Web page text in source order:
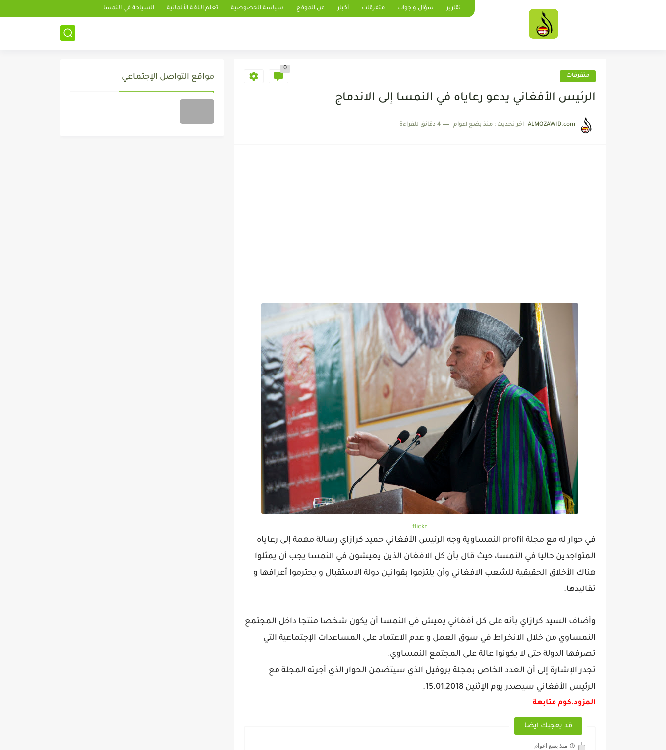
تقارير سؤال و جواب متفرقات أخبار عن الموقع سياسة الخصوصية تعلم اللغة الألمانية السياحة في النمسا
متفرقات
0
الرئيس الأفغاني يدعو رعاياه في النمسا إلى الاندماج
ALMOZAWID.com اخر تحديث : منذ بضع اعوام 4 دقائق للقراءة
flickr
في حوار له مع مجلة profil النمساوية وجه الرئيس الأفغاني حميد كرازاي رسالة مهمة إلى رعاياه
المتواجدين حاليا في النمسا، حيث قال بأن كل الافغان الذين يعيشون في النمسا يجب أن يمثلوا
هناك الأخلاق الحقيقية للشعب الافغاني وأن يلتزموا بقوانين دولة الاستقبال و يحترموا أعرافها و
تقاليدها.
وأضاف السيد كرازاي بأنه على كل أفغاني يعيش في النمسا أن يكون شخصا منتجا داخل المجتمع
النمساوي من خلال الانخراط في سوق العمل و عدم الاعتماد على المساعدات الإجتماعية التي
تصرفها الدولة حتى لا يكونوا عالة على المجتمع النمساوي.
تجدر الإشارة إلى أن العدد الخاص بمجلة بروفيل الذي سيتضمن الحوار الذي أجرته المجلة مع
الرئيس الأفغاني سيصدر يوم الإثنين 15.01.2018.
المزود.كوم متابعة
قد يعجبك ايضا
منذ بضع اعوام
مواقع التواصل الإجتماعي